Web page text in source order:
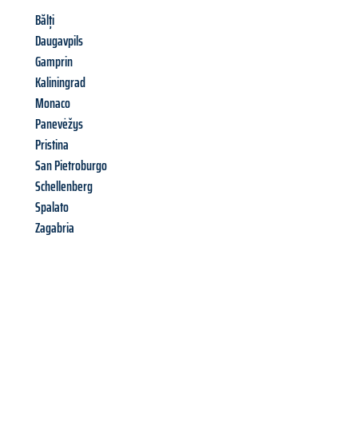
Bălți
Daugavpils
Gamprin
Kaliningrad
Monaco
Panevėžys
Pristina
San Pietroburgo
Schellenberg
Spalato
Zagabria